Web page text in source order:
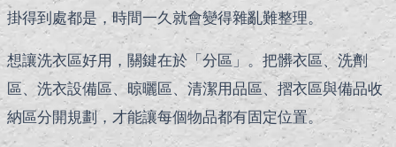
掛得到處都是，時間一久就會變得雜亂難整理。
想讓洗衣區好用，關鍵在於「分區」。把髒衣區、洗劑
區、洗衣設備區、晾曬區、清潔用品區、摺衣區與備品收
納區分開規劃，才能讓每個物品都有固定位置。